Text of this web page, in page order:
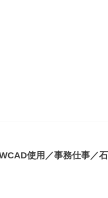
使用／事務仕事／